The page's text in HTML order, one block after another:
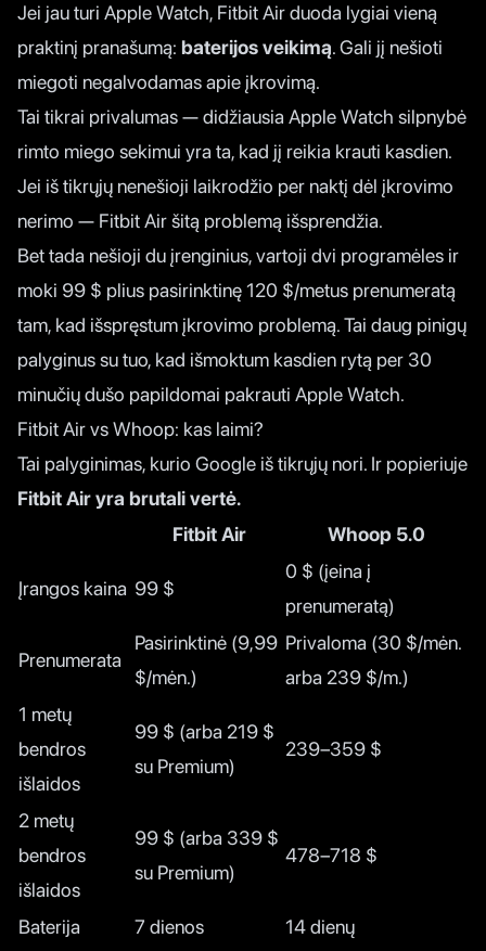
Jei jau turi Apple Watch, Fitbit Air duoda lygiai vieną
praktinį pranašumą: baterijos veikimą. Gali jį nešioti
miegoti negalvodamas apie įkrovimą.
Tai tikrai privalumas — didžiausia Apple Watch silpnybė
rimto miego sekimui yra ta, kad jį reikia krauti kasdien.
Jei iš tikrųjų nenešioji laikrodžio per naktį dėl įkrovimo
nerimo — Fitbit Air šitą problemą išsprendžia.
Bet tada nešioji du įrenginius, vartoji dvi programėles ir
moki 99 $ plius pasirinktinę 120 $/metus prenumeratą
tam, kad išspręstum įkrovimo problemą. Tai daug pinigų
palyginus su tuo, kad išmoktum kasdien rytą per 30
minučių dušo papildomai pakrauti Apple Watch.
Fitbit Air vs Whoop: kas laimi?
Tai palyginimas, kurio Google iš tikrųjų nori. Ir popieriuje
Fitbit Air yra brutali vertė.
Fitbit Air
Whoop 5.0
Įrangos kaina 99 $
0 $ (įeina į
prenumeratą)
Prenumerata
Pasirinktinė (9,99
$/mėn.)
Privaloma (30 $/mėn.
arba 239 $/m.)
1 metų
bendros
išlaidos
99 $ (arba 219 $
su Premium)
239–359 $
2 metų
bendros
išlaidos
99 $ (arba 339 $
su Premium)
478–718 $
Baterija 7 dienos
14 dienų